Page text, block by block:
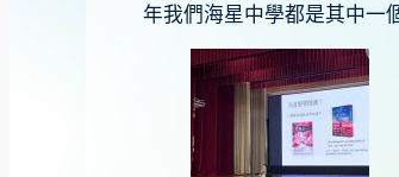
年我們海星中學都是其中一